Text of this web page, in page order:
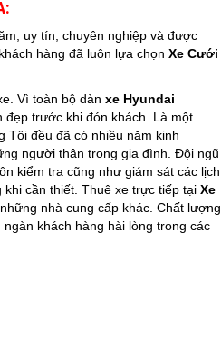
uy tín, chuyên nghiệp và được
hàng đã luôn lựa chọn Xe Cưới
Vì toàn bộ dàn xe Hyundai
đẹp trước khi đón khách. Là một
Tôi đều đã có nhiều năm kinh
người thân trong gia đình. Đội ngũ
kiểm tra cũng như giám sát các lịch
cần thiết. Thuê xe trực tiếp tại Xe
nhà cung cấp khác. Chất lượng
khách hàng hài lòng trong các